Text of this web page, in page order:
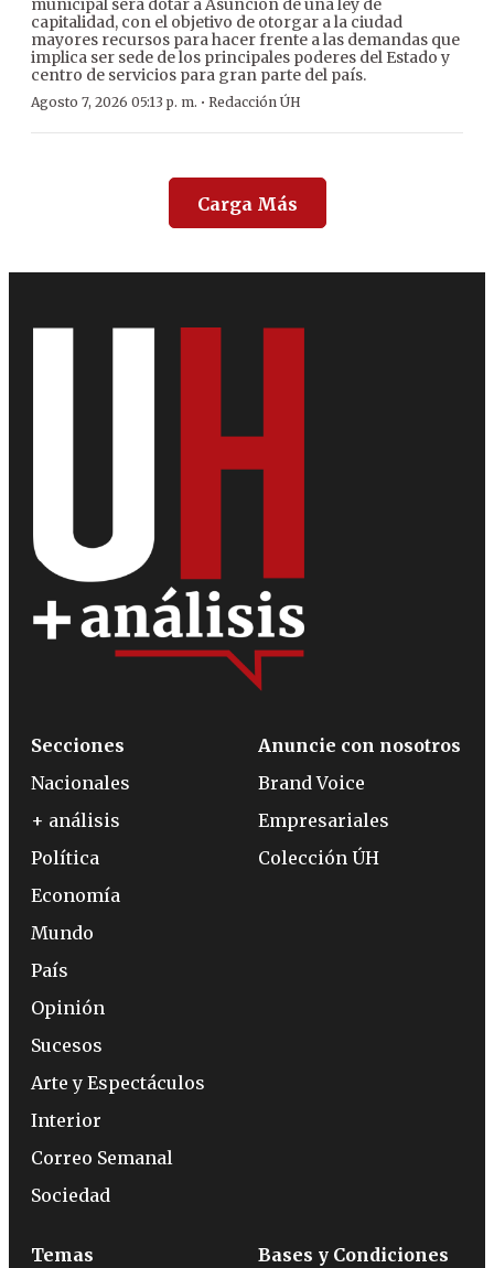
municipal será dotar a Asunción de una ley de
capitalidad, con el objetivo de otorgar a la ciudad
mayores recursos para hacer frente a las demandas que
implica ser sede de los principales poderes del Estado y
centro de servicios para gran parte del país.
Agosto 7, 2026 05:13 p. m. · Redacción ÚH
Carga Más
Secciones
Nacionales
+ análisis
Política
Economía
Mundo
País
Opinión
Sucesos
Arte y Espectáculos
Interior
Correo Semanal
Sociedad
Anuncie con nosotros
Brand Voice
Empresariales
Colección ÚH
Temas Bases y Condiciones